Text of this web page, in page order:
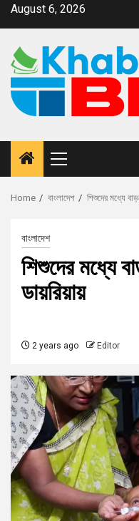
August 6, 2026
Home বাংলাদেশ শিশুদের মধ্যে
বাংলাদেশ
শিশুদের মধ্যে
ডায়রিয়ায়
2 years ago Editor